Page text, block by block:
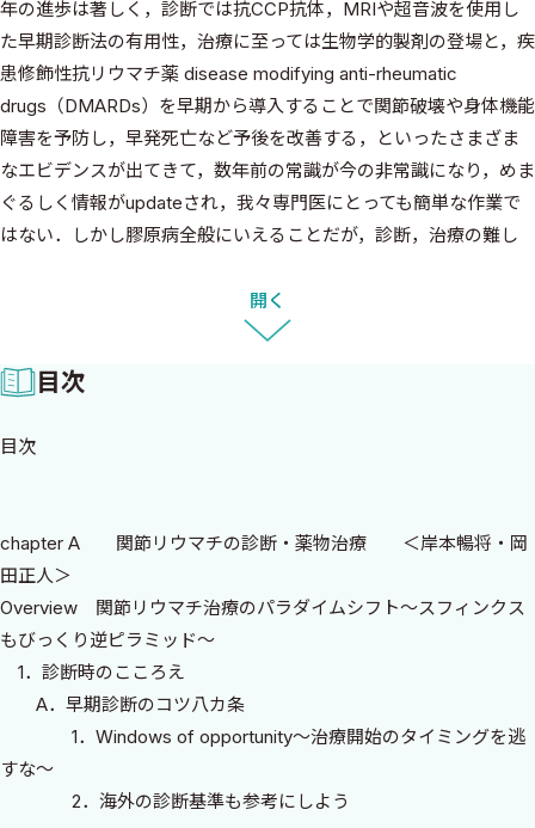
年の進歩は著しく，診断では抗CCP抗体，MRIや超音波を使用し
た早期診断法の有用性，治療に至っては生物学的製剤の登場と，疾
患修飾性抗リウマチ薬 disease modifying anti-rheumatic
drugs（DMARDs）を早期から導入することで関節破壊や身体機能
障害を予防し，早発死亡など予後を改善する，といったさまざま
なエビデンスが出てきて，数年前の常識が今の非常識になり，めま
ぐるしく情報がupdateされ，我々専門医にとっても簡単な作業で
はない．しかし膠原病全般にいえることだが，診断，治療の難し
は何とも楽しい知的作業となる．
情報はインターネットで毎日updateされ，1990年後半から生物
学的製剤を含めた最新の薬剤が大きな流れをつくっている昨今，
リウマチ診療のグローバルスタンダードの達成は急務である．わ
米と同等の治療が行えるようになっている．実際，筆者の2人がそ
factor inhibitorの注射を受けるためだけに2か月に1回はるばる日本
から海外に訪れており，“欧米で学んだ最新の治療のノウハウを日
本のリウマチ膠原病臨床に貢献したい”と強く願い，2006年に帰国
した．
日本では“まれ”とされていた乾癬性関節炎を含む脊椎関節炎に
関しても欧米ではCommon diseaseの一つであり，RA同様，治療
薬の開発により医師の認知度が高まり，昨今診断の遅れもなくな
っている．本邦でも分類（診断）基準の日常診療での応用法の熟
知，治療推奨の最新情報をUpdateすることが急務となっている．
開く
目次
目次
chapter A 関節リウマチの診断・薬物治療 ＜岸本暢将・岡
田正人＞
Overview 関節リウマチ治療のパラダイムシフト〜スフィンクス
もびっくり逆ピラミッド〜
1．診断時のこころえ
A．早期診断のコツ八カ条
1．Windows of opportunity〜治療開始のタイミングを逃
すな〜
2．海外の診断基準も参考にしよう